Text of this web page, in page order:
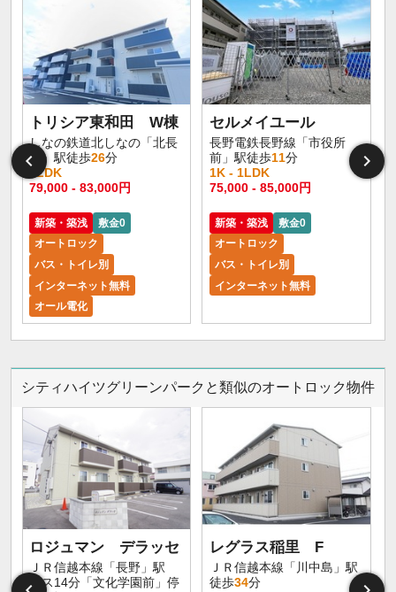
トリシア東和田 W棟
しなの鉄道北しなの「北長
野」駅徒歩26分
1LDK
79,000 - 83,000円
新築・築浅
敷金0
オートロック
バス・トイレ別
インターネット無料
オール電化
セルメイユール
長野電鉄長野線「市役所
前」駅徒歩11分
1K - 1LDK
75,000 - 85,000円
新築・築浅
敷金0
オートロック
バス・トイレ別
インターネット無料
シティハイツグリーンパークと類似のオートロック物件
ロジュマン デラッセ
ＪＲ信越本線「長野」駅
バス14分「文化学園前」停
レグラス稲里 F
ＪＲ信越本線「川中島」駅
徒歩34分